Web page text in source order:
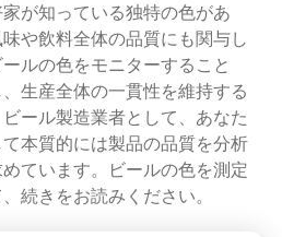
が知っている独特の色があ
や飲料全体の品質にも関与し
ルの色をモニターすること
生産全体の一貫性を維持する
ール製造業者として、あなた
本質的には製品の品質を分析
ています。ビールの色を測定
続きをお読みください。